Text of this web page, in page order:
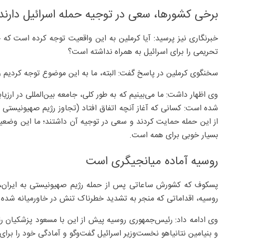
برخی کشورها، سعی در توجیه حمله اسرائیل
خبرنگاری نیز پرسید: آیا کرملین به این واقعیت توجه کرده
تحریمی را برای اسرائیل به همراه نداشته است؟
سخنگوی کرملین در پاسخ گفت: البته، ما به این موضوع توجه
وی اظهار داشت:‌ ما می‌بینیم که به طور کلی، جامعه بین‌المللی در
شده است: کسانی که آغاز آنچه اتفاق افتاد (تجاوز رژیم
از این حمله حمایت کردند و سعی در توجیه آن داشتند؛ ما این
بسیار خوبی برای همه است.
روسیه آماده میانجیگری است
پسکوف که کشورش ساعاتی پس از حمله رژیم صهیونیستی به
روسیه، اقداماتی که منجر به تشدید خطرناک تنش در خاورمیانه
وی ادامه داد: رئیس‌جمهوری روسیه پیش از این با مسعود پزشکیان
و بنیامین نتانیاهو نخست‌وزیر اسرائیل گفت‌وگو و آمادگی خود را